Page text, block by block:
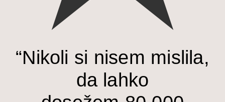
“Nikoli si nisem mislila,
da lahko